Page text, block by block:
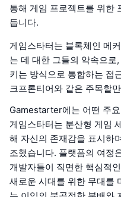
통해 게임 프로젝트를 위한
듭니다.
게임스타터는 블록체인 메
는 데 대한 그들의 약속으로
키는 방식으로 통합하는 접
크프론티어와 같은 주목할
Gamestarter에는 어떤 주
게임스타터는 분산형 게임
해 자신의 존재감을 표시하
조했습니다. 플랫폼의 여정
개발자들이 직면한 핵심적
새로운 시대를 위한 무대를